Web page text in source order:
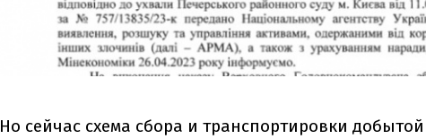
Но сейчас схема сбора и транспортировки